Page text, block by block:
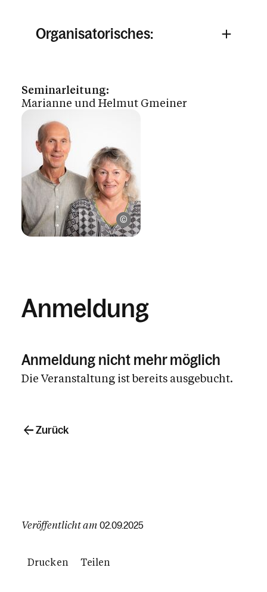
Veröffentlicht am 02.09.2025
Drucken Teilen
Organisatorisches:
Seminarleitung:
Marianne und Helmut Gmeiner
© 2024 Weissengruber & Partner
Anmeldung
Anmeldung nicht mehr möglich
Die Veranstaltung ist bereits ausgebucht.
Zurück